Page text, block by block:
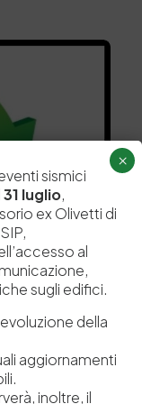
sismici
31 luglio,
ex Olivetti di
al
sugli edifici.
della
aggiornamenti
inoltre, il
×